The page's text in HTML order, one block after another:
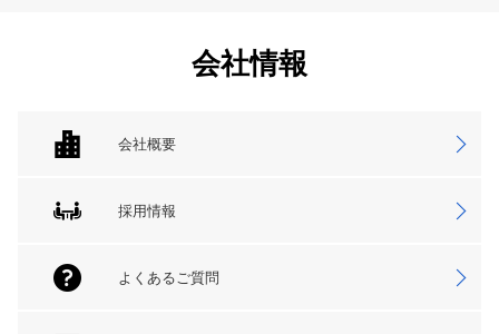
会社情報
会社概要
採用情報
よくあるご質問